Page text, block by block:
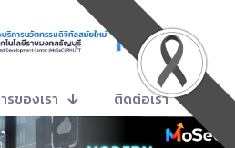
รของเรา ติดต่อเรา